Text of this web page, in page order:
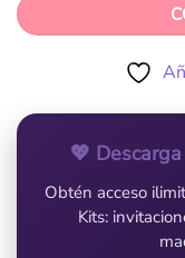
💖
Obtén acceso
Kits: